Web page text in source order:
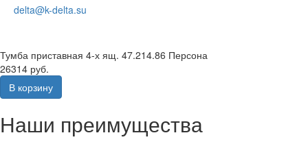
delta@k-delta.su
Тумба приставная 4-х ящ. 47.214.86 Персона
26314 руб.
В корзину
Наши преимущества